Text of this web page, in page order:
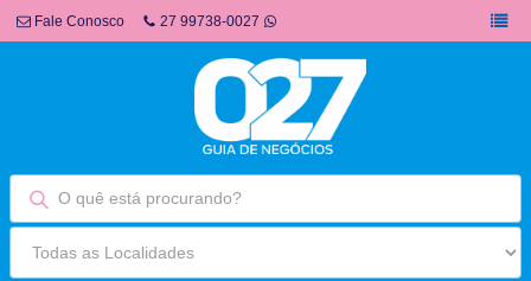
Fale Conosco 27 99738-0027